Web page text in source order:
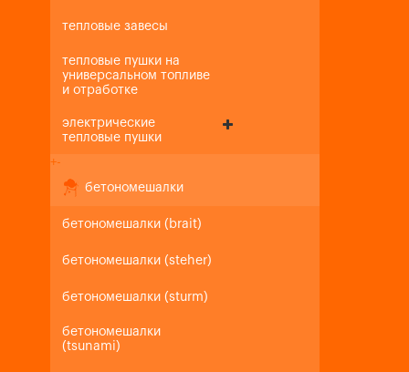
тепловые завесы
тепловые пушки на
универсальном топливе
и отработке
электрические
тепловые пушки
+-
бетономешалки
бетономешалки (brait)
бетономешалки (steher)
бетономешалки (sturm)
бетономешалки
(tsunami)